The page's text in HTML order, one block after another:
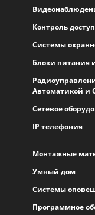
Контроль
Системы
Блоки питания
Автоматикой и
Сетевое
IP телефония
Монтажные
Умный дом
Системы
Программное